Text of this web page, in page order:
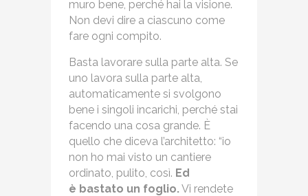
muro bene, perché hai la visione.
Non devi dire a ciascuno come
fare ogni compito.
Basta lavorare sulla parte alta. Se
uno lavora sulla parte alta,
automaticamente si svolgono
bene i singoli incarichi, perché stai
facendo una cosa grande. È
quello che diceva l’architetto: “io
non ho mai visto un cantiere
ordinato, pulito, così. Ed
è bastato un foglio. Vi rendete